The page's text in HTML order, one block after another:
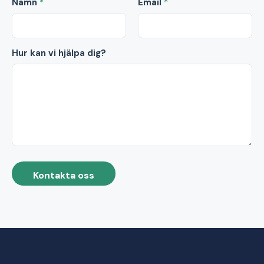
Namn * Email *
Hur kan vi hjälpa dig?
Kontakta oss